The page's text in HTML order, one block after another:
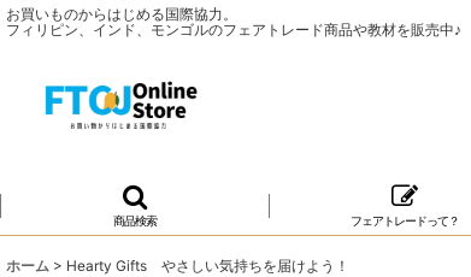
お買いものからはじめる国際協力。
フィリピン、インド、モンゴルのフェアトレード商品や教材を販売中♪
商品検索 フェアトレードって？
ホーム > Hearty Gifts やさしい気持ちを届けよう！